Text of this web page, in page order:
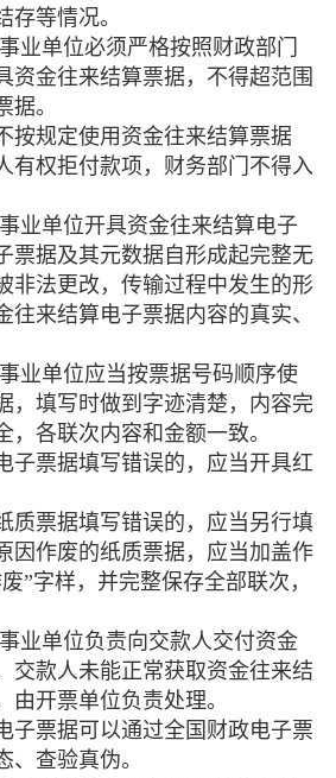
存等情况。
单位必须严格按照财政部门
资金往来结算票据，不得超范围
据。
规定使用资金往来结算票据
有权拒付款项，财务部门不得入
单位开具资金往来结算电子
票据及其元数据自形成起完整无
非法更改，传输过程中发生的形
往来结算电子票据内容的真实、
单位应当按票据号码顺序使
，填写时做到字迹清楚，内容完
，各联次内容和金额一致。
票据填写错误的，应当开具红
票据填写错误的，应当另行填
因作废的纸质票据，应当加盖作
”字样，并完整保存全部联次，
单位负责向交款人交付资金
交款人未能正常获取资金往来结
由开票单位负责处理。
票据可以通过全国财政电子票
、查验真伪。